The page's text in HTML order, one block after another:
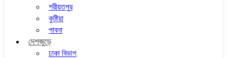
শরীয়তপুর
কুষ্টিয়া
পাবনা
দেশজুড়ে
ঢাকা বিভাগ